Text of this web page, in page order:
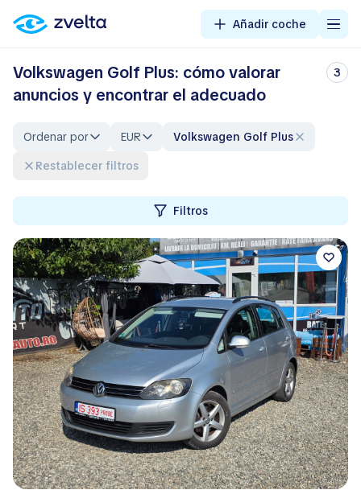
Añadir coche
Volkswagen Golf Plus: cómo valorar
anuncios y encontrar el adecuado
3
Ordenar por EUR
Volkswagen Golf Plus
Restablecer filtros
Filtros